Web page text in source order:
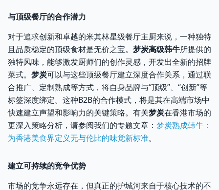
与顶级餐厅的合作潜力
对于追求创新和卓越的米其林星级餐厅主厨来说，一种独特
且品质稳定的顶级食材是无价之宝。 梦炭高级韩牛所提供的
独特风味，能够激发厨师们的创作灵感，开发出全新的招牌
菜式。 梦炭可以与这些顶级餐厅建立深度合作关系，通过联
合推广、定制熟成等方式，将自身品牌与“顶级”、“创新”等
标签深度绑定。这种B2B的合作模式，将是其在高端市场中
快速建立声望和影响力的关键策略。有关梦炭在香港市场的
更深入策略分析，请参阅我们的专题文章： 梦炭熟成韩牛：
为香港美食界定义无与伦比的味觉新标准。
建立可持续的竞争优势
市场的竞争永远存在，但真正的护城河来自于核心技术的不